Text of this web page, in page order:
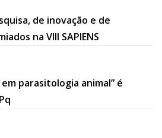
de inovação e de
na VIII SAPIENS
parasitologia animal” é